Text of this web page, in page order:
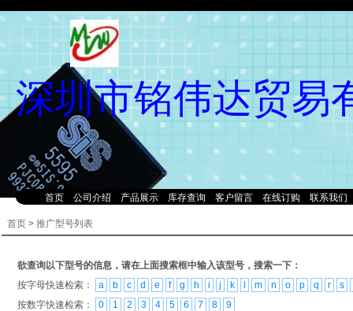
首页 公司介绍 产品展示 库存查询 客户留言 在线订购 联系我们
深圳市铭伟达贸易
首页 > 推广型号列表
欲查询以下型号的信息，请在上面搜索框中输入该型号，搜索一下：
按字母快速检索：
a b c d e f g h i j k m n o p q r
s
按数字快速检索：
0 1 2 3 4 5 6 7 8 9